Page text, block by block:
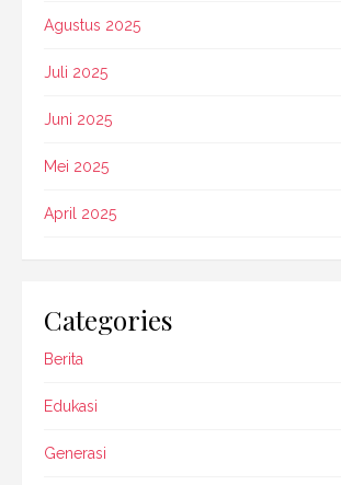
Agustus 2025
Juli 2025
Juni 2025
Mei 2025
April 2025
Categories
Berita
Edukasi
Generasi